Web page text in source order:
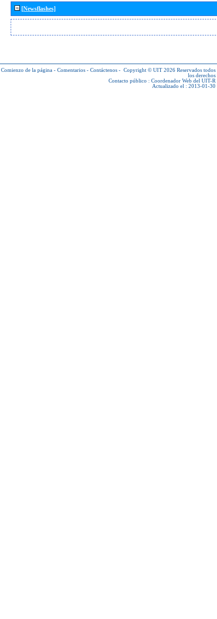
[Newsflashes]
Comienzo de la página - Comentarios - Contáctenos - Copyright © UIT 2026 Reservados todos
los derechos
Contacto público : Coordenador Web del UIT-R
Actualizado el : 2013-01-30